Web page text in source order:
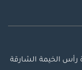
رأس الخيمة الشارقة